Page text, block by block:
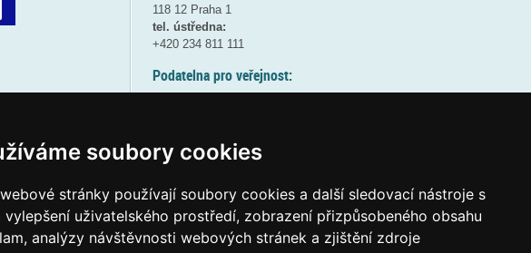
soubory cookies
stránky používají soubory cookies a další sledovací nástroje s
vylepšení uživatelského prostředí, zobrazení přizpůsobeného obsahu
analýzy návštěvnosti webových stránek a zjištění zdroje
118 12 Praha 1
tel. ústředna:
+420 234 811 111
Podatelna pro veřejnost:
(více informací
Elektronická podatelna:
posta@msmtgov cz